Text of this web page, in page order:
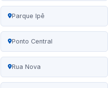
Parque Ipê
Ponto Central
Rua Nova